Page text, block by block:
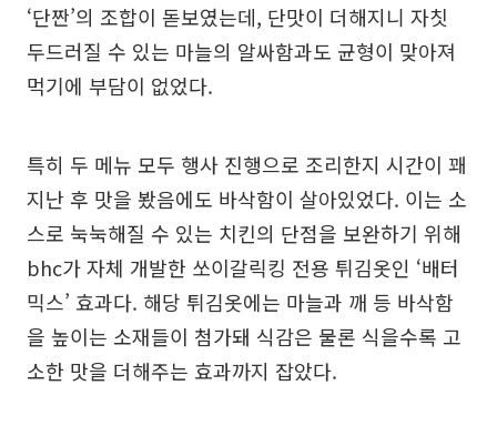
‘단짠’의 조합이 돋보였는데, 단맛이 더해지니 자칫
두드러질 수 있는 마늘의 알싸함과도 균형이 맞아져
먹기에 부담이 없었다.
특히 두 메뉴 모두 행사 진행으로 조리한지 시간이 꽤
지난 후 맛을 봤음에도 바삭함이 살아있었다. 이는 소
스로 눅눅해질 수 있는 치킨의 단점을 보완하기 위해
bhc가 자체 개발한 쏘이갈릭킹 전용 튀김옷인 ‘배터
믹스’ 효과다. 해당 튀김옷에는 마늘과 깨 등 바삭함
을 높이는 소재들이 첨가돼 식감은 물론 식을수록 고
소한 맛을 더해주는 효과까지 잡았다.